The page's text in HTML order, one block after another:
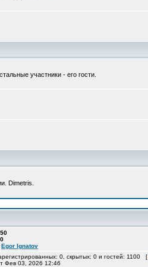
участники - его гости.
Dimetris.
Egor Ignatov
0, скрытых: 0 и гостей: 1100 [
Фев 03, 2026 12:46